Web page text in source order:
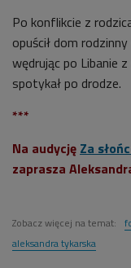
Po konflikcie z
opuścił dom
wędrując po Libanie
spotykał po drodze.
***
Na audycję Za
zaprasza
Zobacz więcej na temat:
aleksandra tykarska